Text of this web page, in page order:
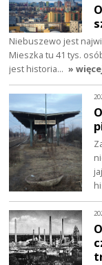
Niebuszewo jest
Mieszka tu 41 tys.
jest historia… »